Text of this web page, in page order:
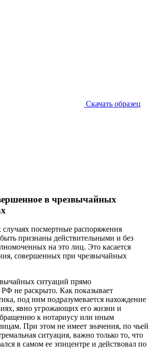
Скачать образец
в чрезвычайных
посмертные распоряжения
признаны действительными и без
на это лиц. Это касается
совершенных при чрезвычайных
ситуаций прямо
РФ не раскрыто. Как показывает
под ним подразумевается нахождение
явно угрожающих его жизни и
к нотариусу или иным
При этом не имеет значения, по чьей
ситуация, важно только то, что
в самом ее эпицентре и действовал по